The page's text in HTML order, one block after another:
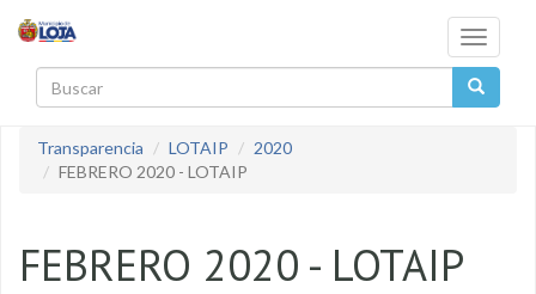
Toggle
Transparencia
LOTAIP
2020
FEBRERO 2020 - LOTAIP
FEBRERO 2020 - LOTAIP